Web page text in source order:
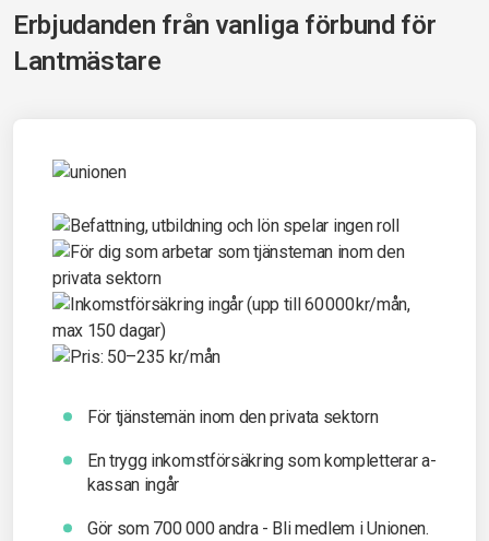
Erbjudanden från vanliga förbund för
Lantmästare
För tjänstemän inom den privata sektorn
En trygg inkomst­försäkring som kompletterar a-
kassan ingår
Gör som 700 000 andra - Bli medlem i Unionen.